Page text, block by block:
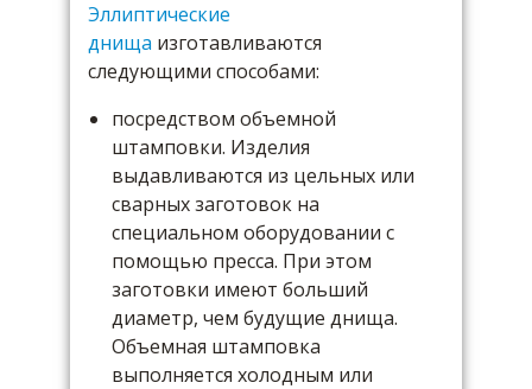
Эллиптические
днища изготавливаются
следующими способами:
посредством объемной
штамповки. Изделия
выдавливаются из цельных или
сварных заготовок на
специальном оборудовании с
помощью пресса. При этом
заготовки имеют больший
диаметр, чем будущие днища.
Объемная штамповка
выполняется холодным или